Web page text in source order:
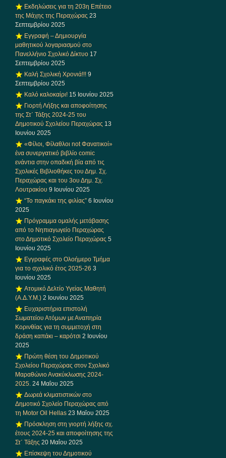
Εκδηλώσεις για τη 203η Επέτειο
της Μάχης της Περαχώρας 23
Σεπτεμβρίου 2025
Εγγραφή – Δημιουργία
μαθητικού λογαριασμού στο
Πανελλήνιο Σχολικό Δίκτυο 17
Σεπτεμβρίου 2025
Καλή Σχολική Χρονιά!!! 9
Σεπτεμβρίου 2025
Καλό καλοκαίρι! 15 Ιουνίου 2025
Γιορτή Λήξης και αποφοίτησης
της Στ΄ Τάξης 2024-25 του
Δημοτικού Σχολείου Περαχώρας 13
Ιουνίου 2025
«Φίλοι, Φίλαθλοι not Φανατικοί»
ένα συνεργατικό βιβλίο comic
ενάντια στην οπαδική βία από τις
Σχολικές Βιβλιοθήκες του Δημ. Σχ.
Περαχώρας και του 3ου Δημ. Σχ.
Λουτρακίου 9 Ιουνίου 2025
“Το παγκάκι της φιλίας” 6 Ιουνίου
2025
Πρόγραμμα ομαλής μετάβασης
από το Νηπιαγωγείο Περαχώρας
στο Δημοτικό Σχολείο Περαχώρας 5
Ιουνίου 2025
Εγγραφές στο Ολοήμερο Τμήμα
για το σχολικό έτος 2025-26 3
Ιουνίου 2025
Ατομικό Δελτίο Υγείας Μαθητή
(Α.Δ.Υ.Μ.) 2 Ιουνίου 2025
Ευχαριστήρια επιστολή
Σωματείου Ατόμων με Αναπηρία
Κορινθίας για τη συμμετοχή στη
δράση καπάκι – καρότσι 2 Ιουνίου
2025
Πρώτη θέση του Δημοτικού
Σχολείου Περαχώρας στον Σχολικό
Μαραθώνιο Ανακύκλωσης 2024-
2025. 24 Μαΐου 2025
Δωρεά κλιματιστικών στο
Δημοτικό Σχολείο Περαχώρας από
τη Motor Oil Hellas 23 Μαΐου 2025
Πρόσκληση στη γιορτή λήξης σχ.
έτους 2024-25 και αποφοίτησης της
Στ΄ Τάξης 20 Μαΐου 2025
Επίσκεψη του Δημοτικού